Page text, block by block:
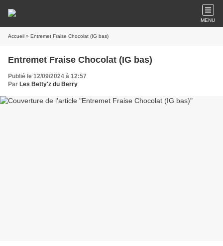
MENU
Accueil » Entremet Fraise Chocolat (IG bas)
Entremet Fraise Chocolat (IG bas)
Publié le 12/09/2024 à 12:57
Par Les Betty'z du Berry